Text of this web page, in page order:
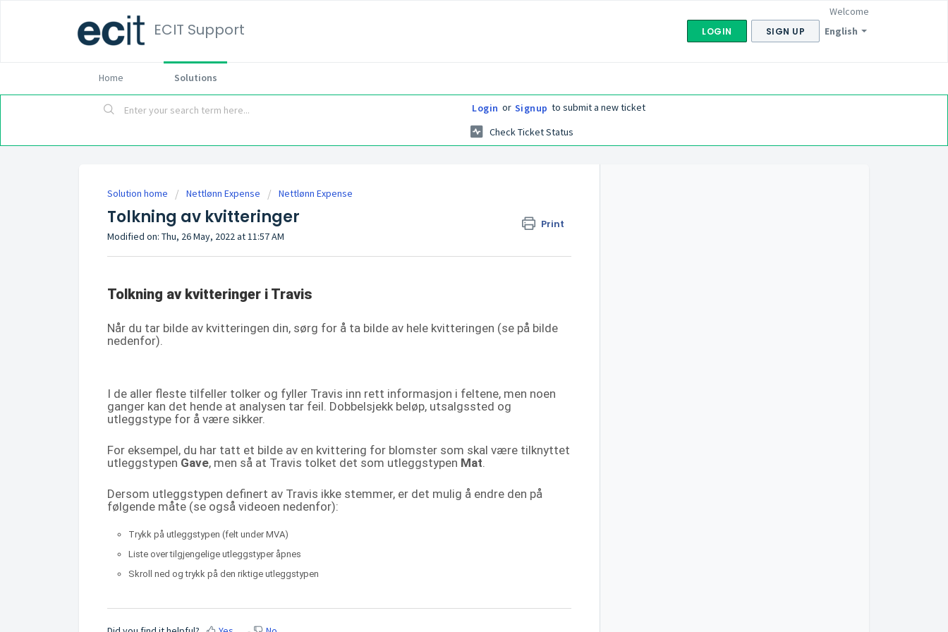
ECIT Support English
Welcome
LOGIN SIGN UP
Home Solutions
Login or Signup to submit a new ticket
Check Ticket Status
Solution home Nettlønn Expense Nettlønn Expense
Tolkning av kvitteringer Print
Modified on: Thu, 26 May, 2022 at 11:57 AM
Tolkning av kvitteringer i Travis
Når du tar bilde av kvitteringen din, sørg for å ta bilde av hele kvitteringen (se på bilde
nedenfor).
I de aller fleste tilfeller tolker og fyller Travis inn rett informasjon i feltene, men noen
ganger kan det hende at analysen tar feil. Dobbelsjekk beløp, utsalgssted og
utleggstype for å være sikker.
For eksempel, du har tatt et bilde av en kvittering for blomster som skal være tilknyttet
utleggstypen Gave, men så at Travis tolket det som utleggstypen Mat.
Dersom utleggstypen definert av Travis ikke stemmer, er det mulig å endre den på
følgende måte (se også videoen nedenfor):
Trykk på utleggstypen (felt under MVA)
Liste over tilgjengelige utleggstyper åpnes
Skroll ned og trykk på den riktige utleggstypen